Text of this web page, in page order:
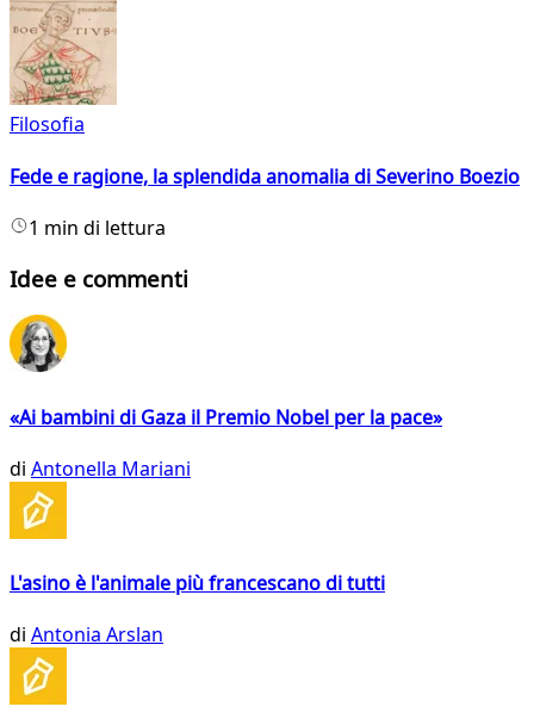
Filosofia
Fede e ragione, la splendida anomalia di Severino Boezio
1 min di lettura
Idee e commenti
«Ai bambini di Gaza il Premio Nobel per la pace»
di Antonella Mariani
L'asino è l'animale più francescano di tutti
di Antonia Arslan